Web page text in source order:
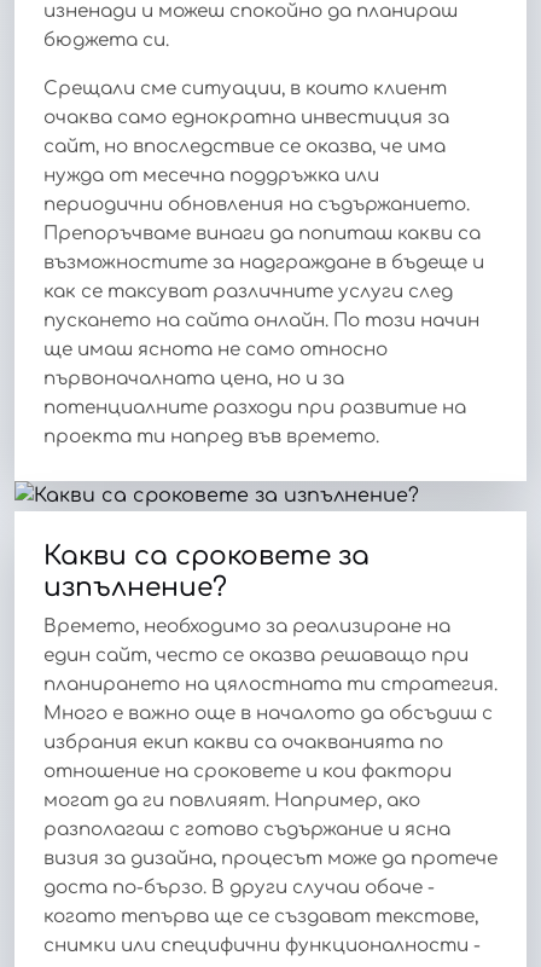
изненади и можеш спокойно да планираш
бюджета си.
Срещали сме ситуации, в които клиент
очаква само еднократна инвестиция за
сайт, но впоследствие се оказва, че има
нужда от месечна поддръжка или
периодични обновления на съдържанието.
Препоръчваме винаги да попиташ какви са
възможностите за надграждане в бъдеще и
как се таксуват различните услуги след
пускането на сайта онлайн. По този начин
ще имаш яснота не само относно
първоначалната цена, но и за
потенциалните разходи при развитие на
проекта ти напред във времето.
Какви са сроковете за
изпълнение?
Времето, необходимо за реализиране на
един сайт, често се оказва решаващо при
планирането на цялостната ти стратегия.
Много е важно още в началото да обсъдиш с
избрания екип какви са очакванията по
отношение на сроковете и кои фактори
могат да ги повлияят. Например, ако
разполагаш с готово съдържание и ясна
визия за дизайна, процесът може да протече
доста по-бързо. В други случаи обаче -
когато тепърва ще се създават текстове,
снимки или специфични функционалности -